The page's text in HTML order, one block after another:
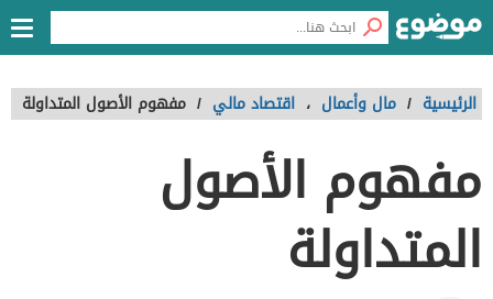
الرئيسية / مال وأعمال ، اقتصاد مالي / مفهوم الأصول المتداولة
مفهوم الأصول
المتداولة